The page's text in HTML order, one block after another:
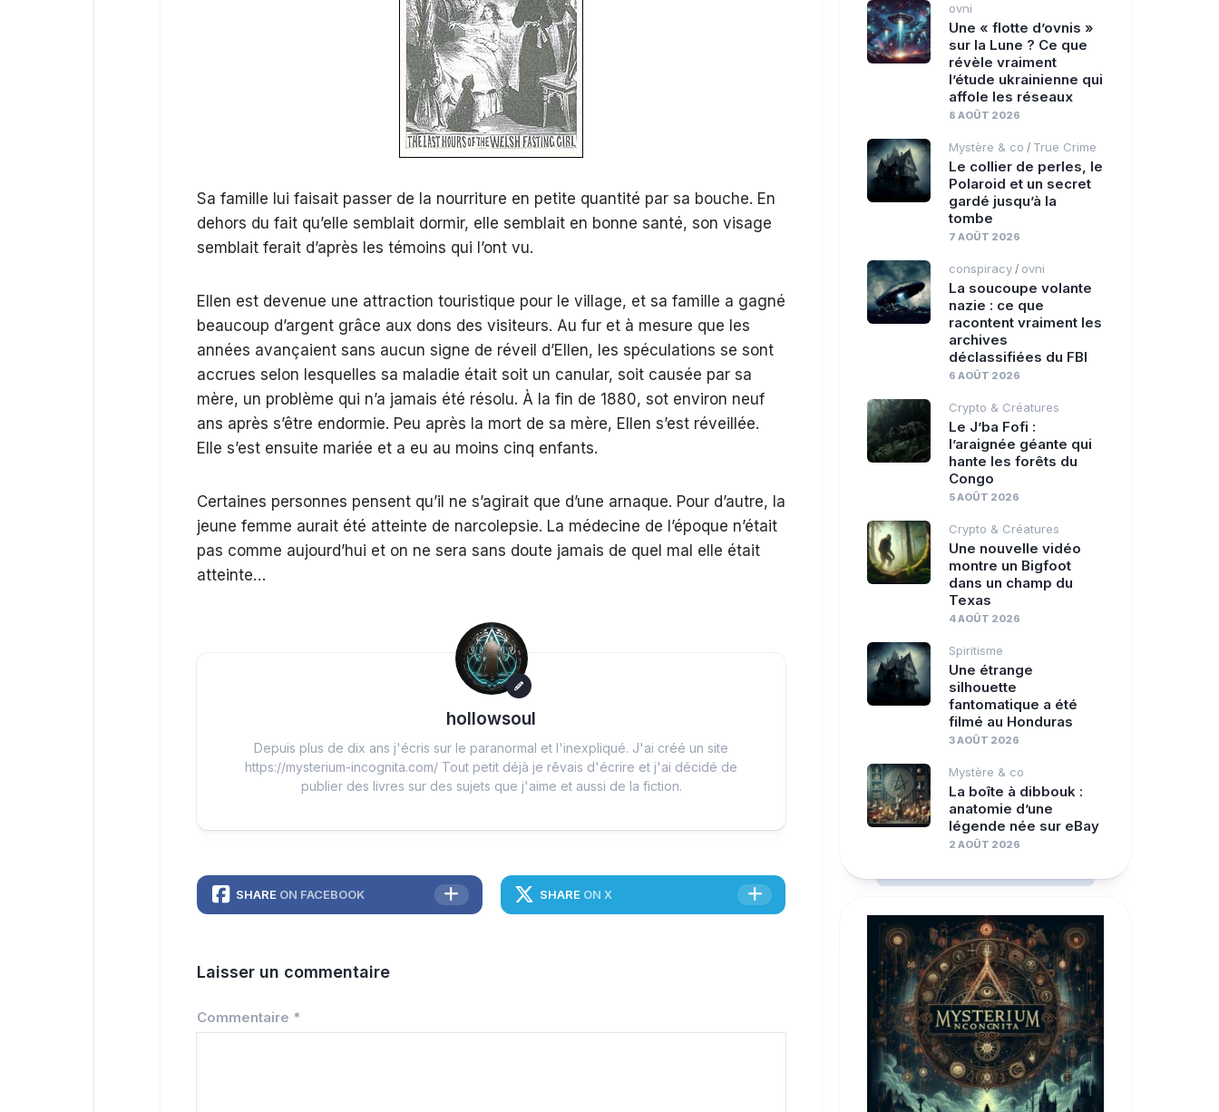
Sa famille lui faisait passer de la nourriture en petite quantité par sa bouche. En
dehors du fait qu’elle semblait dormir, elle semblait en bonne santé, son visage
semblait ferait d’après les témoins qui l’ont vu.
Ellen est devenue une attraction touristique pour le village, et sa famille a gagné
beaucoup d’argent grâce aux dons des visiteurs. Au fur et à mesure que les
années avançaient sans aucun signe de réveil d’Ellen, les spéculations se sont
accrues selon lesquelles sa maladie était soit un canular, soit causée par sa
mère, un problème qui n’a jamais été résolu. À la fin de 1880, sot environ neuf
ans après s’être endormie. Peu après la mort de sa mère, Ellen s’est réveillée.
Elle s’est ensuite mariée et a eu au moins cinq enfants.
Certaines personnes pensent qu’il ne s’agirait que d’une arnaque. Pour d’autre, la
jeune femme aurait été atteinte de narcolepsie. La médecine de l’époque n’était
pas comme aujourd’hui et on ne sera sans doute jamais de quel mal elle était
atteinte…
hollowsoul
Depuis plus de dix ans j'écris sur le paranormal et l'inexpliqué. J'ai créé un site
https://mysterium-incognita.com/ Tout petit déjà je rêvais d'écrire et j'ai décidé de
publier des livres sur des sujets que j'aime et aussi de la fiction.
SHARE ON FACEBOOK SHARE ON X
Laisser un commentaire
Commentaire *
ovni
Une « flotte d’ovnis »
sur la Lune ? Ce que
révèle vraiment
l’étude ukrainienne qui
affole les réseaux
8 AOÛT 2026
Mystère & co / True Crime
Le collier de perles, le
Polaroid et un secret
gardé jusqu’à la
tombe
7 AOÛT 2026
conspiracy / ovni
La soucoupe volante
nazie : ce que
racontent vraiment les
archives
déclassifiées du FBI
6 AOÛT 2026
Crypto & Créatures
Le J’ba Fofi :
l’araignée géante qui
hante les forêts du
Congo
5 AOÛT 2026
Crypto & Créatures
Une nouvelle vidéo
montre un Bigfoot
dans un champ du
Texas
4 AOÛT 2026
Spiritisme
Une étrange
silhouette
fantomatique a été
filmé au Honduras
3 AOÛT 2026
Mystère & co
La boîte à dibbouk :
anatomie d’une
légende née sur eBay
2 AOÛT 2026